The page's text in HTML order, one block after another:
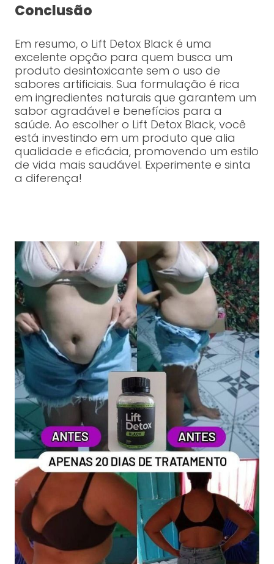
Conclusão
Em resumo, o Lift Detox Black é uma
excelente opção para quem busca um
produto desintoxicante sem o uso de
sabores artificiais. Sua formulação é rica
em ingredientes naturais que garantem um
sabor agradável e benefícios para a
saúde. Ao escolher o Lift Detox Black, você
está investindo em um produto que alia
qualidade e eficácia, promovendo um estilo
de vida mais saudável. Experimente e sinta
a diferença!